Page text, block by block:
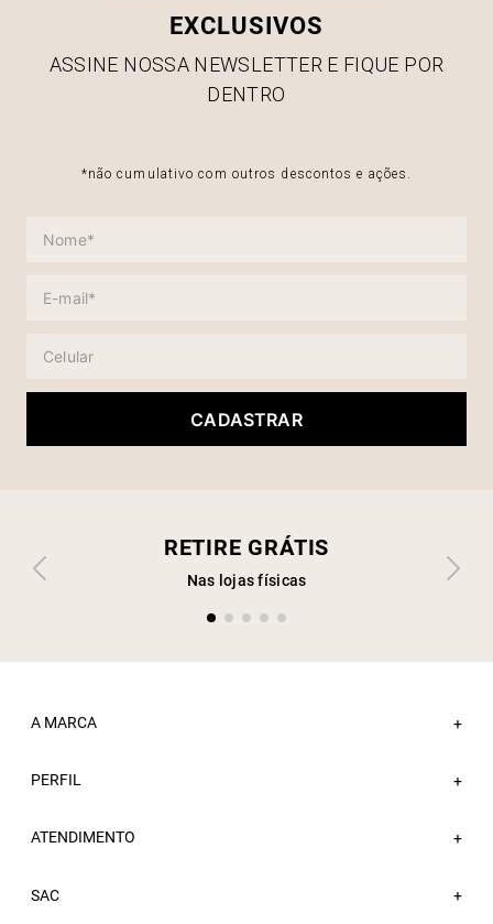
EXCLUSIVOS
ASSINE NOSSA NEWSLETTER E FIQUE POR
DENTRO
*não cumulativo com outros descontos e ações.
CADASTRAR
RETIRE GRÁTIS
Nas lojas físicas
A MARCA +
Sobre a Sacada
Trabalhe Conosco
PERFIL +
Minha Conta
ATENDIMENTO +
Fale Conosco
SAC